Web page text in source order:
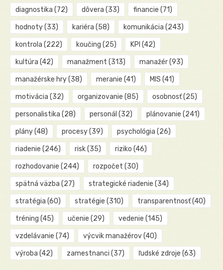
diagnostika (72) dôvera (33) financie (71)
hodnoty(33) kariéra (58) komunikácia (243)
kontrola (222) koučing (25) KPI (42)
kultúra (42) manažment (313) manažér(93)
manažérske hry(38) meranie (41) MIS (41)
motivácia (32) organizovanie (85) osobnosť(25)
personalistika (28) personál (32) plánovanie (241)
plány(48) procesy(39) psychológia (26)
riadenie (246) risk(35) riziko (46)
rozhodovanie (244) rozpočet (30)
spätná väzba (27) strategické riadenie (34)
stratégia (60) stratégie (310) transparentnosť(40)
tréning (45) učenie (29) vedenie (145)
vzdelávanie (74) výcvik manažérov(40)
výroba (42) zamestnanci (37) ľudské zdroje (63)